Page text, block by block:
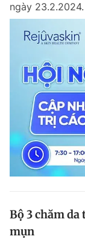
ngày 23.2.2024.
Bộ 3 chăm da
mụn